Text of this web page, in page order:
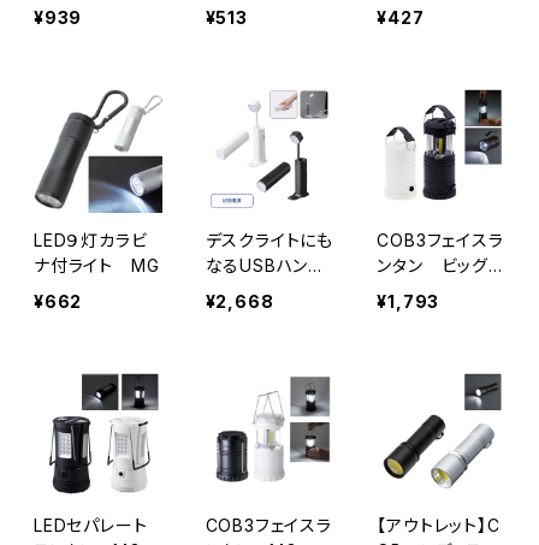
ムース MG
¥939
ダー MG
¥513
¥427
LED９灯カラビ
ナ付ライト MG
¥662
デスクライトにも
なるUSBハンデ
ィライト（チャー
ジャー機能付）
¥2,668
COB3フェイスラ
ンタン ビッグラ
イト MG
¥1,793
LEDセパレート
COB3フェイスラ
【アウトレット】C